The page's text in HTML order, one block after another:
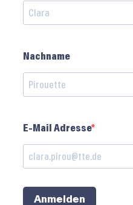
Nachname
E-Mail Adresse
Anmelden